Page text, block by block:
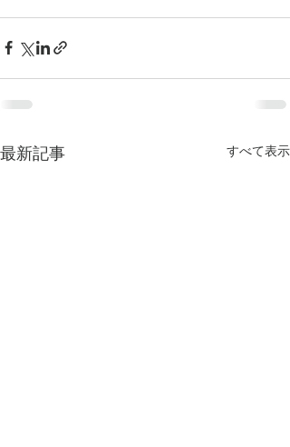
最新記事 すべて表示